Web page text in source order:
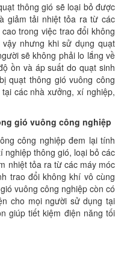
thông gió sẽ loại bỏ được
giảm tải nhiệt tỏa ra từ các
trong việc trao đổi không
nhưng khi sử dụng quạt
sẽ không phải lo lắng về
ồn và áp suất do quạt sinh
quạt thông gió vuông công
các nhà xưởng, xí nghiệp,
gió vuông công nghiệp
công nghiệp đem lại tính
nghiệp thông gió, loại bỏ các
nhiệt tỏa ra từ các máy móc
trao đổi không khí vô cùng
vuông công nghiệp còn có
cho mọi người sử dụng tại
giúp tiết kiệm điện năng tối